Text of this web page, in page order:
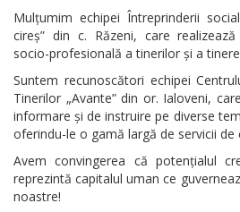
Mulțumim echipei Întreprinderii
cireș” din c. Răzeni, care
socio-profesională a tinerilor și a
Suntem recunoscători echipei
Tinerilor „Avante” din or. Ialoveni,
informare și de instruire pe diverse
oferindu-le o gamă largă de servicii de
Avem convingerea că potențialul
reprezintă capitalul uman ce
noastre!